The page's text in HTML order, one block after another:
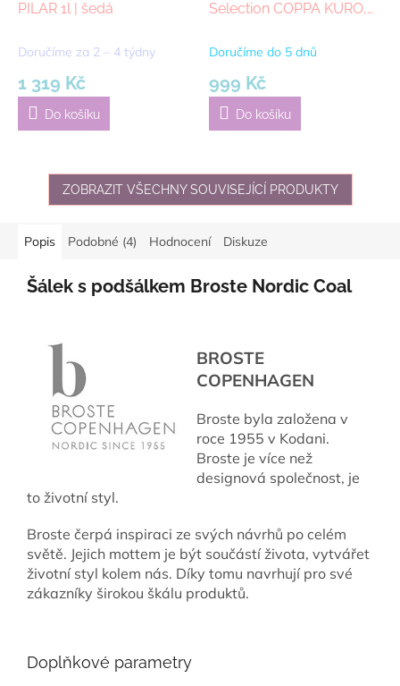
PILAR 1l | šedá
Doručíme za 2 – 4 týdny
1 319 Kč
Do košíku
Selection COPPA KURO,
Doručíme do 5 dnů
999 Kč
Do košíku
ZOBRAZIT VŠECHNY SOUVISEJÍCÍ PRODUKTY
Popis Podobné (4) Hodnocení Diskuze
Šálek s podšálkem Broste Nordic Coal
BROSTE
COPENHAGEN
Broste byla založena v
roce 1955 v Kodani.
Broste je více než
designová společnost, je
to životní styl.
Broste čerpá inspiraci ze svých návrhů po celém
světě. Jejich mottem je být součástí života, vytvářet
životní styl kolem nás. Díky tomu navrhují pro své
zákazníky širokou škálu produktů.
Doplňkové parametry